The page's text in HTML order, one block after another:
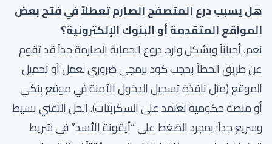
هل يسبب درع المتصفح الصارم تعطلاً في فتح بعض
المواقع المتقدمة أو البنوك الإلكترونية؟
نعم، أحياناً وبشكل وارد. دروع الحماية الصارمة جداً قد تقوم
عن طريق الخطأ بحجب كود برمجي ضروري لعمل أو تحميل
الموقع (مثل نافذة تسجيل الدخول الآمنة في موقع بنكي
أو منصة حكومية تعتمد على السكربتات). الحل التقني بسيط
وسريع جداً: بمجرد الضغط على “أيقونة الأسد” في شريط